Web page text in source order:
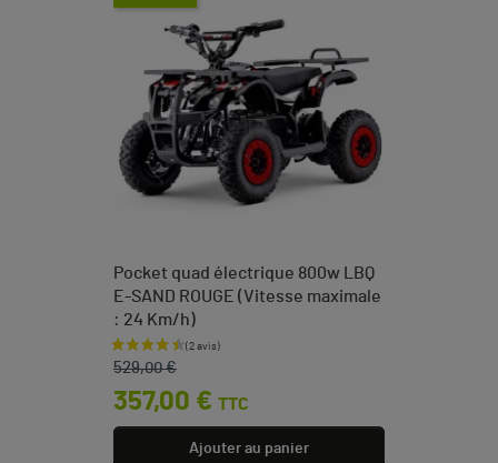
Pocket quad électrique 800w LBQ
E-SAND ROUGE (Vitesse maximale
: 24 Km/h)
Prix de base
529,00 €
Prix
357,00 € TTC
Ajouter au panier